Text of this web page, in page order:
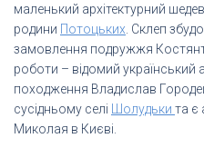
маленький архітектурний
родини Потоцьких . Склеп
замовлення подружжя
роботи – відомий український
походження Владислав
сусідньому селі
Шолудьки та є
Миколая в Києві.